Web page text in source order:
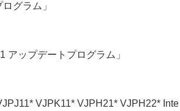
グラム」
アップデートプログラム」
VJPK11* VJPH21* VJPH22* Inte